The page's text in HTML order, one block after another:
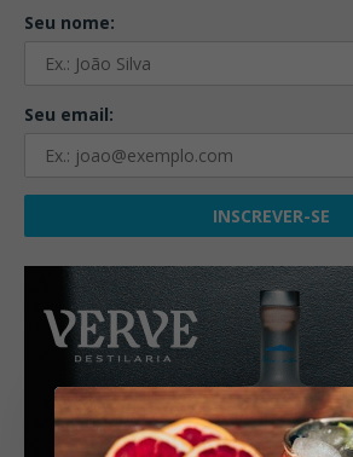
Seu nome:
Seu email: